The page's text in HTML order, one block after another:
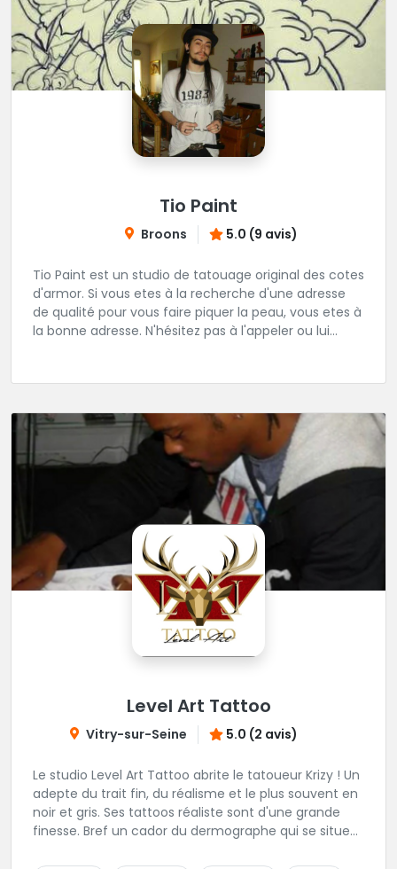
Tio Paint
Broons 5.0 (9 avis)
Tio Paint est un studio de tatouage original des cotes
d'armor. Si vous etes à la recherche d'une adresse
de qualité pour vous faire piquer la peau, vous etes à
la bonne adresse. N'hésitez pas à l'appeler ou lui
Level Art Tattoo
Vitry-sur-Seine 5.0 (2 avis)
Le studio Level Art Tattoo abrite le tatoueur Krizy ! Un
adepte du trait fin, du réalisme et le plus souvent en
noir et gris. Ses tattoos réaliste sont d'une grande
finesse. Bref un cador du dermographe qui se situe